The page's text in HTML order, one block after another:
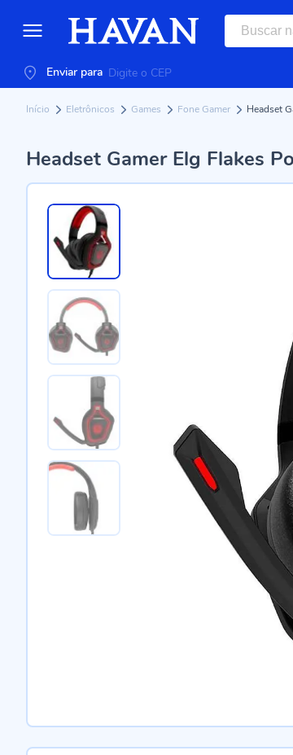
Enviar para
Início Eletrônicos Games Fone Gamer Headset
Headset Gamer Elg Flakes